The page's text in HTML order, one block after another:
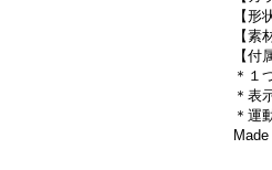
【
【素
【
＊１
＊表
＊運